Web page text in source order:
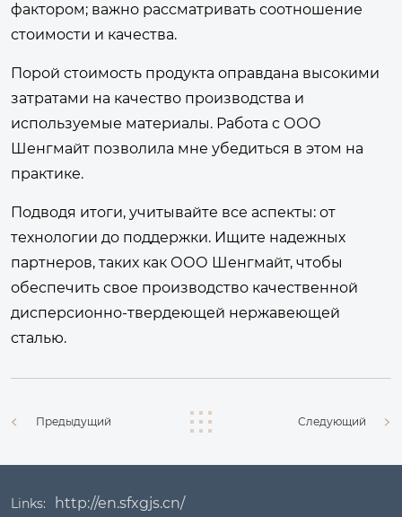
фактором; важно рассматривать соотношение
стоимости и качества.
Порой стоимость продукта оправдана высокими
затратами на качество производства и
используемые материалы. Работа с ООО
Шенгмайт позволила мне убедиться в этом на
практике.
Подводя итоги, учитывайте все аспекты: от
технологии до поддержки. Ищите надежных
партнеров, таких как ООО Шенгмайт, чтобы
обеспечить свое производство качественной
дисперсионно-твердеющей нержавеющей
сталью.
Предыдущий Следующий
Links: http://en.sfxgjs.cn/